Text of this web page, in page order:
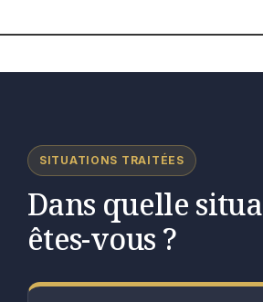
SITUATIONS TRAITÉES
Dans quelle
êtes-vous ?